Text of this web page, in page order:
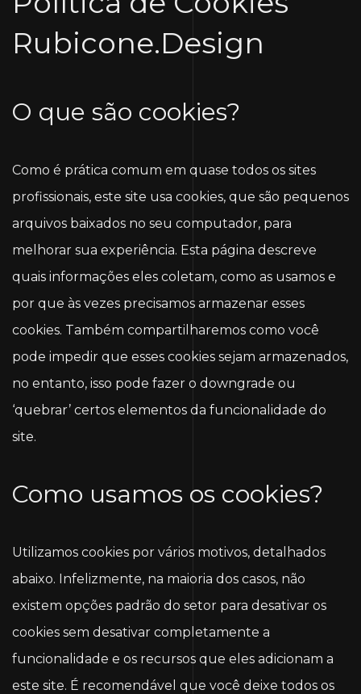
Rubicone.Design
O que são cookies?
Como é prática comum em quase todos os sites
profissionais, este site usa cookies, que são pequenos
arquivos baixados no seu computador, para
melhorar sua experiência. Esta página descreve
quais informações eles coletam, como as usamos e
por que às vezes precisamos armazenar esses
cookies. Também compartilharemos como você
pode impedir que esses cookies sejam armazenados,
no entanto, isso pode fazer o downgrade ou
‘quebrar’ certos elementos da funcionalidade do
site.
Como usamos os cookies?
Utilizamos cookies por vários motivos, detalhados
abaixo. Infelizmente, na maioria dos casos, não
existem opções padrão do setor para desativar os
cookies sem desativar completamente a
funcionalidade e os recursos que eles adicionam a
este site. É recomendável que você deixe todos os